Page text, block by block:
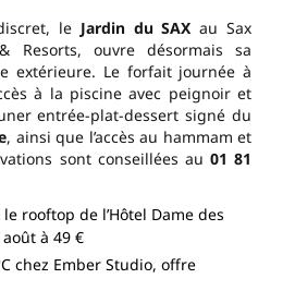
le Jardin du SAX au Sax
Resorts, ouvre désormais sa
extérieure. Le forfait journée à
à la piscine avec peignoir et
entrée-plat-dessert signé du
, ainsi que l’accès au hammam et
sont conseillées au 01 81
rooftop de l’Hôtel Dame des
à 49 €
chez Ember Studio, offre